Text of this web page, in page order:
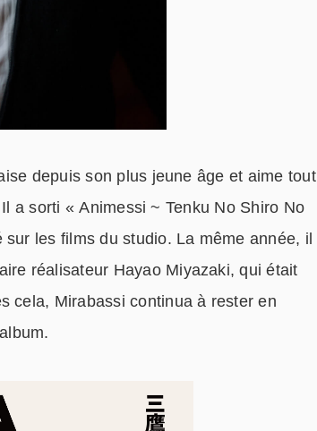
depuis son plus jeune âge et aime tout
a sorti « Animessi ~ Tenku No Shiro No
les films du studio. La même année, il
réalisateur Hayao Miyazaki, qui était
cela, Mirabassi continua à rester en